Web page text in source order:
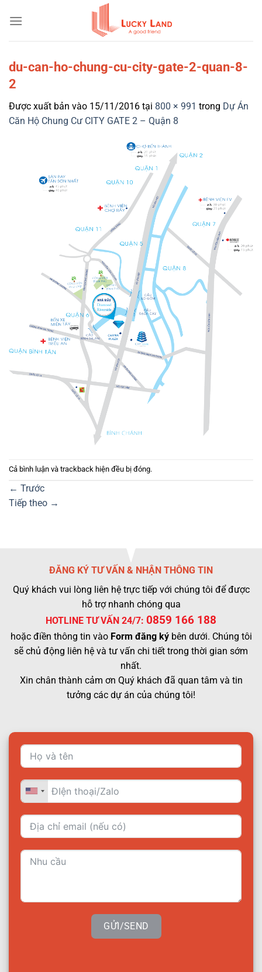
qua
du-can-ho-chung-cu-city-gate-2-quan-8-
2
Được xuất bản vào 15/11/2016 tại 800 × 991 trong Dự Án
Căn Hộ Chung Cư CITY GATE 2 – Quận 8
Cả bình luận và trackback hiện đều bị đóng.
← Trước
Tiếp theo →
ĐĂNG KÝ TƯ VẤN & NHẬN THÔNG TIN
Quý khách vui lòng liên hệ trực tiếp với chúng tôi để được
hỗ trợ nhanh chóng qua
HOTLINE TƯ VẤN 24/7: 0859 166 188
hoặc điền thông tin vào Form đăng kýbên dưới. Chúng tôi
sẽ chủ động liên hệ và tư vấn chi tiết trong thời gian sớm
nhất.
Xin chân thành cảm ơn Quý khách đã quan tâm và tin
tưởng các dự án của chúng tôi!
GỬI/SEND